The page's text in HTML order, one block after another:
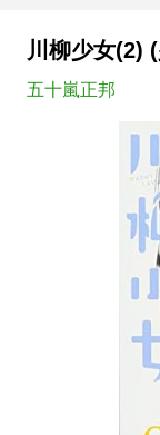
川柳少女(2)
五十嵐正邦